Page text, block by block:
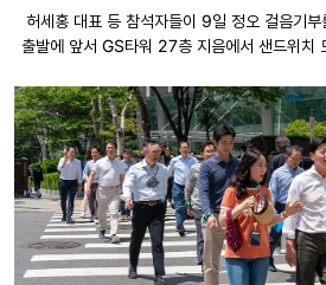
허세홍 대표 등 참석자들이 9일 정오 걸음기
출발에 앞서 GS타워 27층 지음에서 샌드위치